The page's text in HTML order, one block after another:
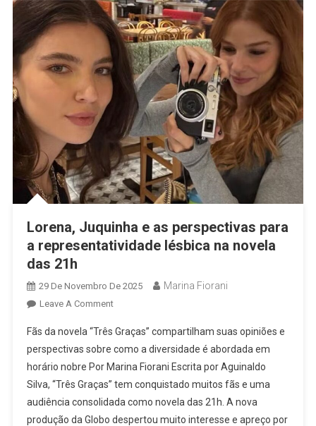
Lorena, Juquinha e as perspectivas para
a representatividade lésbica na novela
das 21h
29 De Novembro De 2025 Marina Fiorani
Leave A CommentOn
Juquinha
E
As
Perspectivas
Para
A
Fãs da novela “Três Graças” compartilham suas opiniões e
perspectivas sobre como a diversidade é abordada em
horário nobre Por Marina Fiorani Escrita por Aguinaldo
Silva, “Três Graças” tem conquistado muitos fãs e uma
audiência consolidada como novela das 21h. A nova
produção da Globo despertou muito interesse e apreço por